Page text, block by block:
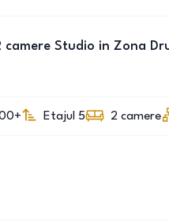
Studio in Zona
Etajul 5 2 camere